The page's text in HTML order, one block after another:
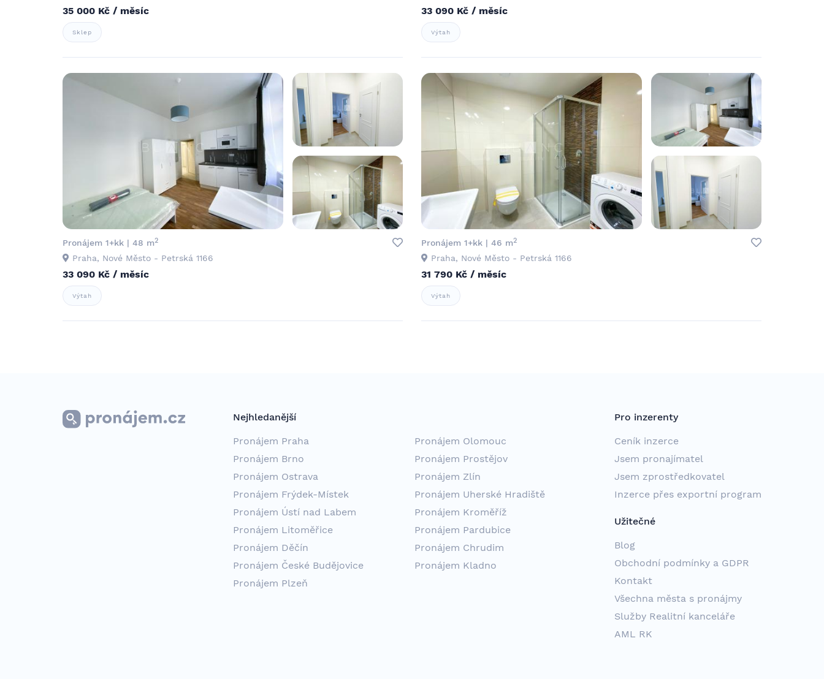
35 000 Kč / měsíc
Sklep
33 090 Kč / měsíc
Výtah
Pronájem 1+kk | 48 m2
Praha, Nové Město - Petrská 1166
33 090 Kč / měsíc
Výtah
Pronájem 1+kk | 46 m2
Praha, Nové Město - Petrská 1166
31 790 Kč / měsíc
Výtah
Nejhledanější
Pronájem Praha
Pronájem Brno
Pronájem Ostrava
Pronájem Frýdek-Místek
Pronájem Ústí nad Labem
Pronájem Litoměřice
Pronájem Děčín
Pronájem České Budějovice
Pronájem Plzeň
Pronájem Olomouc
Pronájem Prostějov
Pronájem Zlín
Pronájem Uherské Hradiště
Pronájem Kroměříž
Pronájem Pardubice
Pronájem Chrudim
Pronájem Kladno
Pro inzerenty
Ceník inzerce
Jsem pronajímatel
Jsem zprostředkovatel
Inzerce přes exportní program
Užitečné
Blog
Obchodní podmínky a GDPR
Kontakt
Všechna města s pronájmy
Služby Realitní kanceláře
AML RK